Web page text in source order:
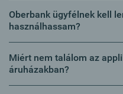
Oberbank ügyfélnek kell
használhassam?
Miért nem találom az
áruházakban?